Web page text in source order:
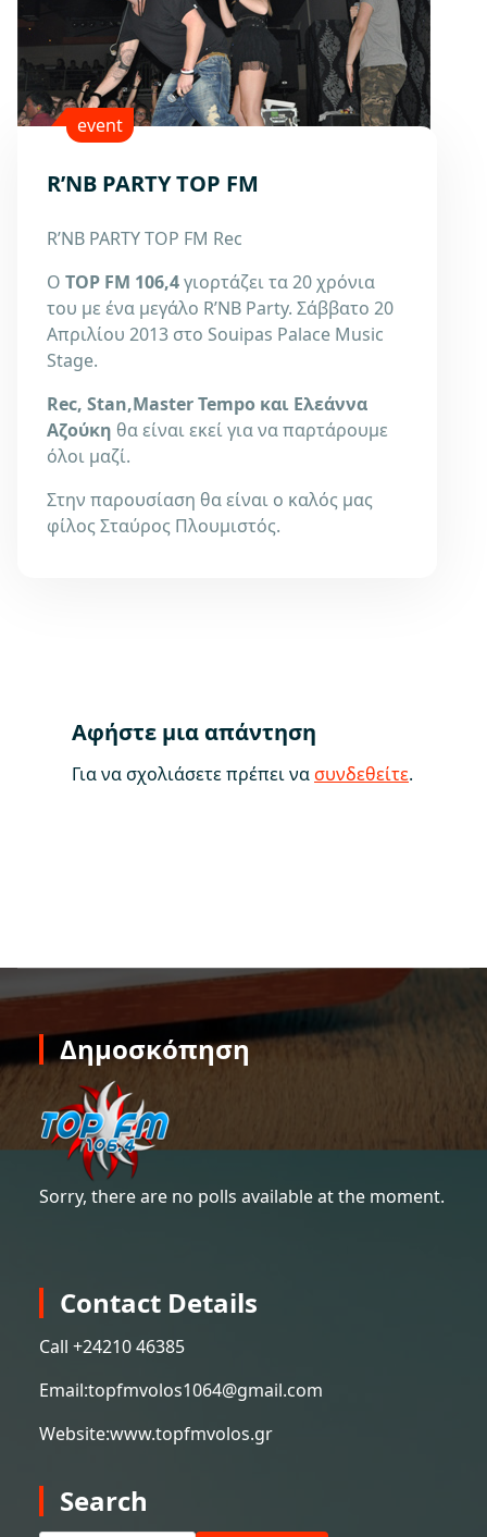
event
R’NB PARTY TOP FM
R’NB PARTY TOP FM Rec
Ο TOP FM 106,4γιορτάζει τα 20 χρόνια
του με ένα μεγάλο R’NB Party. Σάββατο 20
Απριλίου 2013 στο Souipas Palace Music
Stage.
Rec, Stan,Master Tempo και Ελεάννα
Αζούκη θα είναι εκεί για να παρτάρουμε
όλοι μαζί.
Στην παρουσίαση θα είναι ο καλός μας
φίλος Σταύρος Πλουμιστός.
Αφήστε μια απάντηση
Για να σχολιάσετε πρέπει νασυνδεθείτε.
Δημοσκόπηση
Sorry, there are no polls available at the moment.
Contact Details
Call +24210 46385
Email:topfmvolos1064@gmail.com
Website:www.topfmvolos.gr
Search